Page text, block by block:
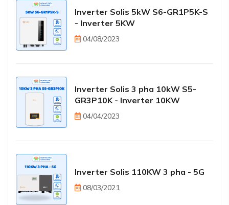
Inverter Solis 5kW S6-GR1P5K-S
- Inverter 5KW
04/08/2023
Inverter Solis 3 pha 10kW S5-
GR3P10K - Inverter 10KW
04/04/2023
Inverter Solis 110KW 3 pha - 5G
08/03/2021